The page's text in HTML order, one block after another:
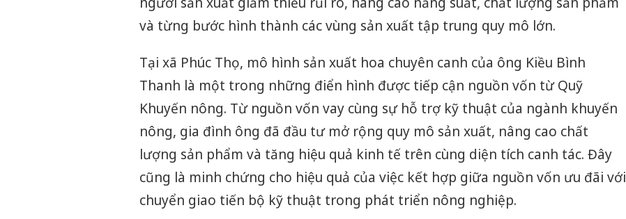
và từng bước hình thành các vùng sản xuất tập trung quy mô lớn.
Tại xã Phúc Thọ, mô hình sản xuất hoa chuyên canh của ông Kiều Bình
Thanh là một trong những điển hình được tiếp cận nguồn vốn từ Quỹ
Khuyến nông. Từ nguồn vốn vay cùng sự hỗ trợ kỹ thuật của ngành khuyến
nông, gia đình ông đã đầu tư mở rộng quy mô sản xuất, nâng cao chất
lượng sản phẩm và tăng hiệu quả kinh tế trên cùng diện tích canh tác. Đây
cũng là minh chứng cho hiệu quả của việc kết hợp giữa nguồn vốn ưu đãi với
chuyển giao tiến bộ kỹ thuật trong phát triển nông nghiệp.